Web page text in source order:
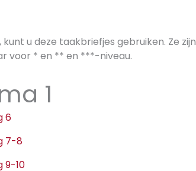
u deze taakbriefjes gebruiken. Ze zijn
voor * en ** en ***-niveau.
1
6
7-8
9-10